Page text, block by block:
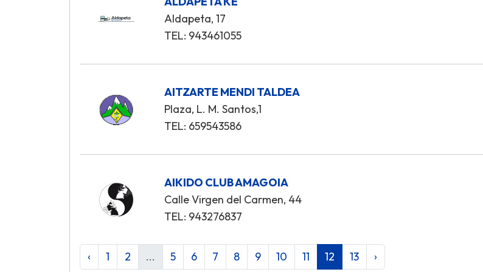
Aldapeta, 17
TEL: 943461055
AITZARTE MENDI TALDEA
Plaza, L. M. Santos,1
TEL: 659543586
AIKIDO CLUB AMAGOIA
Calle Virgen del Carmen, 44
TEL: 943276837
‹ 1 2 ... 5 6 7 8 9 10 11 12 13 ›